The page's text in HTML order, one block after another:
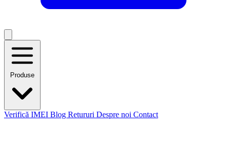
Produse
Verifică IMEI Blog Retururi Despre noi Contact